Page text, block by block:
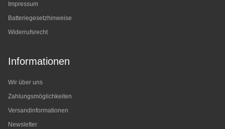
Impressum
Batteriegesetzhinweise
Widerrufsrecht
Informationen
Wir über uns
Zahlungsmöglichkeiten
Versandinformationen
Newsletter